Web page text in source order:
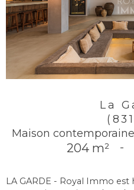
La
Maison
204 m² -
LA GARDE - Royal Immo